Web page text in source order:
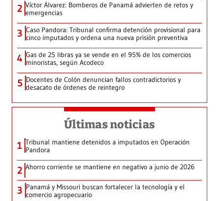
2 Víctor Álvarez: Bomberos de Panamá advierten de retos y
emergencias
3 Caso Pandora: Tribunal confirma detención provisional para
cinco imputados y ordena una nueva prisión preventiva
4 Gas de 25 libras ya se vende en el 95% de los comercios
minoristas, según Acodeco
5 Docentes de Colón denuncian fallos contradictorios y
desacato de órdenes de reintegro
Últimas noticias
1 Tribunal mantiene detenidos a imputados en Operación
Pandora
2 Ahorro corriente se mantiene en negativo a junio de 2026
3 Panamá y Missouri buscan fortalecer la tecnología y el
comercio agropecuario